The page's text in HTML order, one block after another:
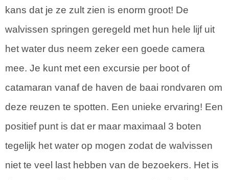
kans dat je ze zult zien is enorm groot! De
walvissen springen geregeld met hun hele lijf uit
het water dus neem zeker een goede camera
mee. Je kunt met een excursie per boot of
catamaran vanaf de haven de baai rondvaren om
deze reuzen te spotten. Een unieke ervaring! Een
positief punt is dat er maar maximaal 3 boten
tegelijk het water op mogen zodat de walvissen
niet te veel last hebben van de bezoekers. Het is